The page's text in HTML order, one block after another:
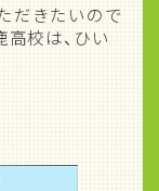
だきたいので
高校は、ひい